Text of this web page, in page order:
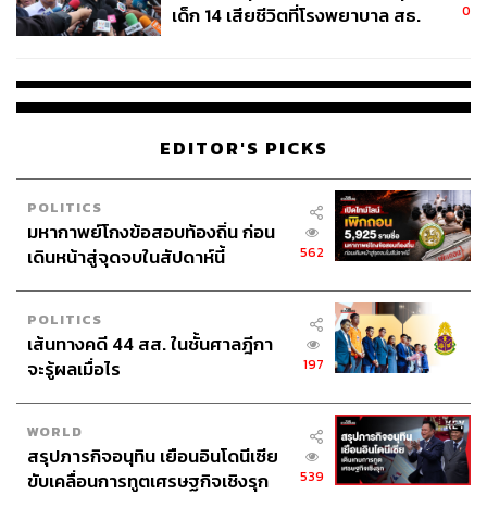
เด็ก 14 เสียชีวิตที่โรงพยาบาล สธ.
0
EDITOR'S PICKS
POLITICS
มหากาพย์โกงข้อสอบท้องถิ่น ก่อน
เดินหน้าสู่จุดจบในสัปดาห์นี้
562
POLITICS
เส้นทางคดี 44 สส. ในชั้นศาลฎีกา
จะรู้ผลเมื่อไร
197
WORLD
สรุปภารกิจอนุทิน เยือนอินโดนีเซีย
ขับเคลื่อนการทูตเศรษฐกิจเชิงรุก
539